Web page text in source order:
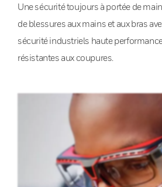
Une sécurité toujours à portée de
de blessures aux mains et aux bras
sécurité industriels haute
résistantes aux coupures.